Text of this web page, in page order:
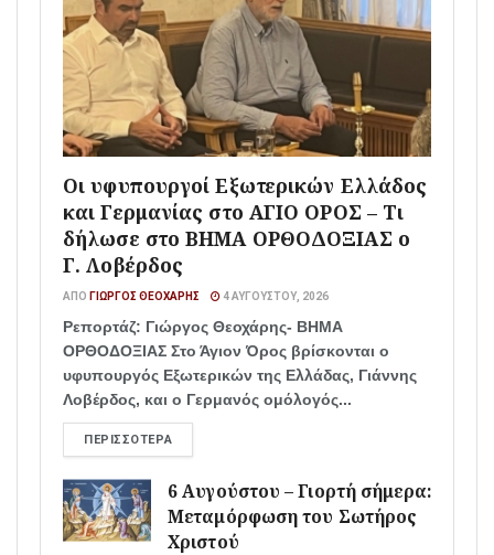
Οι υφυπουργοί Εξωτερικών Ελλάδος
και Γερμανίας στο ΑΓΙΟ ΟΡΟΣ – Τι
δήλωσε στο ΒΗΜΑ ΟΡΘΟΔΟΞΙΑΣ ο
Γ. Λοβέρδος
ΑΠΌ ΓΙΏΡΓΟΣ ΘΕΟΧΆΡΗΣ 4 ΑΥΓΟΎΣΤΟΥ, 2026
Ρεπορτάζ: Γιώργος Θεοχάρης- ΒΗΜΑ
ΟΡΘΟΔΟΞΙΑΣ Στο Άγιον Όρος βρίσκονται ο
υφυπουργός Εξωτερικών της Ελλάδας, Γιάννης
Λοβέρδος, και ο Γερμανός ομόλογός...
ΠΕΡΙΣΣΌΤΕΡΑ
6 Αυγούστου – Γιορτή σήμερα:
Μεταμόρφωση του Σωτήρος
Χριστού